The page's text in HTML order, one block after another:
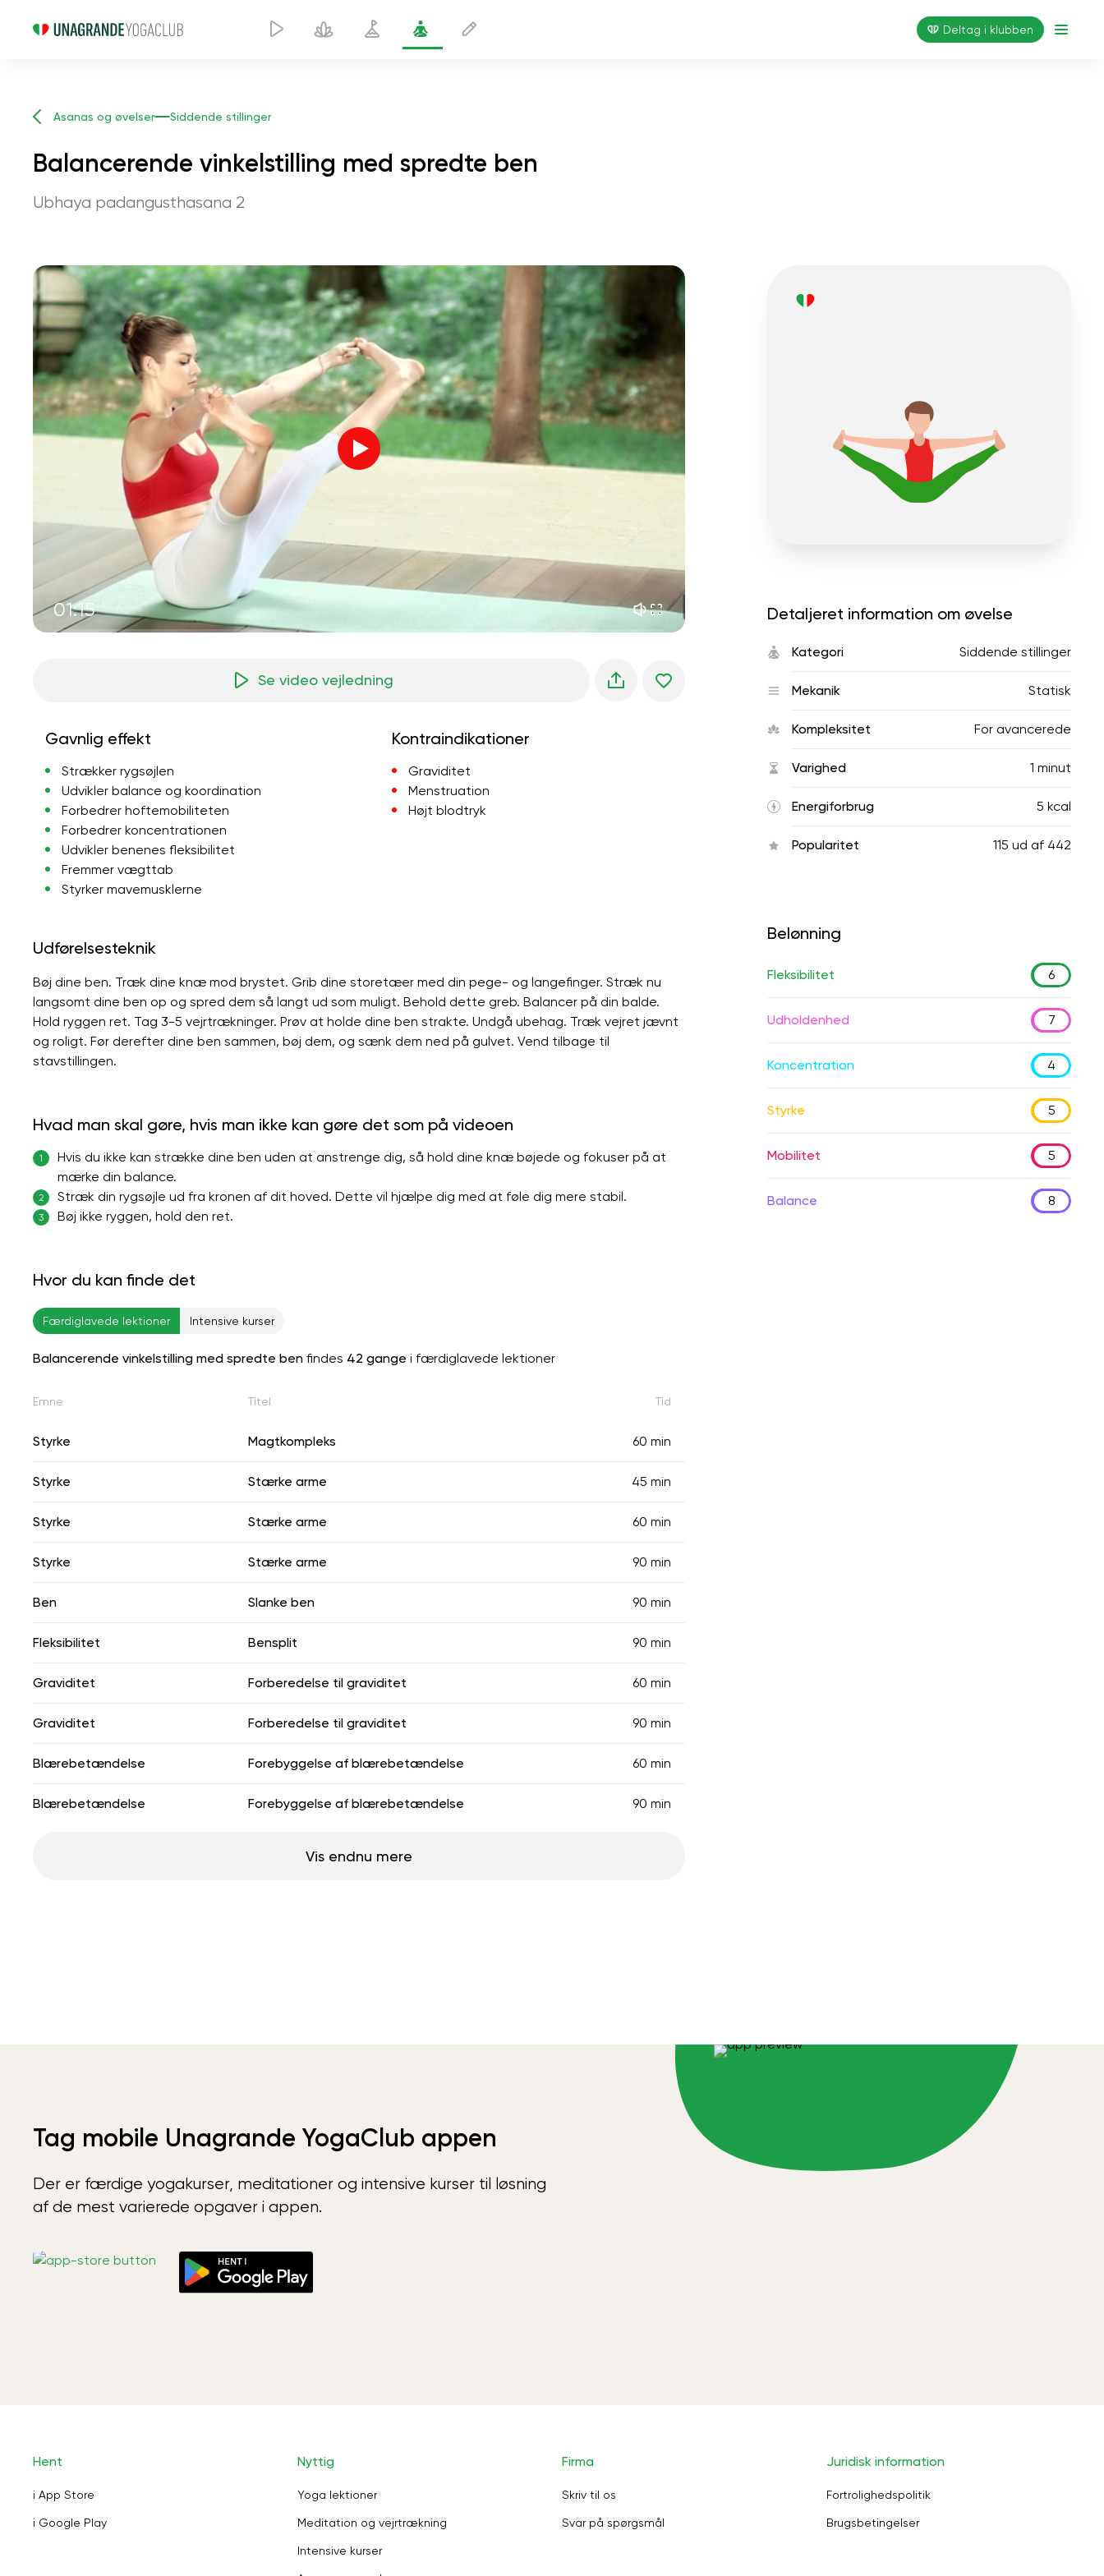
Deltag i klubben
Asanas og øvelser Siddende stillinger
Balancerende vinkelstilling med spredte ben
Ubhaya padangusthasana 2
01:15
Instruktørens stemme
sjælens flugt 01:44
indre fred 01:27
morgendrømme 01:34
skovens kølighed
02:00
vindens stemme 02:00
forårsskov
Se video vejledning
Gavnlig effekt
Strækker rygsøjlen
Udvikler balance og koordination
Forbedrer hoftemobiliteten
Forbedrer koncentrationen
Udvikler benenes fleksibilitet
Fremmer vægttab
Styrker mavemusklerne
Kontraindikationer
Graviditet
Menstruation
Højt blodtryk
Udførelsesteknik
Bøj dine ben. Træk dine knæ mod brystet. Grib dine storetæer med din pege- og langefinger. Stræk nu
langsomt dine ben op og spred dem så langt ud som muligt. Behold dette greb. Balancer på din balde.
Hold ryggen ret. Tag 3-5 vejrtrækninger. Prøv at holde dine ben strakte. Undgå ubehag. Træk vejret jævnt
og roligt. Før derefter dine ben sammen, bøj ​​dem, og sænk dem ned på gulvet. Vend tilbage til
stavstillingen.
Hvad man skal gøre, hvis man ikke kan gøre det som på videoen
1
Hvis du ikke kan strække dine ben uden at anstrenge dig, så hold dine knæ bøjede og fokuser på at
mærke din balance.
2 Stræk din rygsøjle ud fra kronen af ​​dit hoved. Dette vil hjælpe dig med at føle dig mere stabil.
3 Bøj ikke ryggen, hold den ret.
Hvor du kan finde det
Færdiglavede lektioner Intensive kurser
Balancerende vinkelstilling med spredte ben findes 42 gange i færdiglavede lektioner
Emne Titel Tid
Styrke Magtkompleks 60 min
Styrke Stærke arme 45 min
Styrke Stærke arme 60 min
Styrke Stærke arme 90 min
Ben Slanke ben 90 min
Fleksibilitet Bensplit 90 min
Graviditet Forberedelse til graviditet 60 min
Graviditet Forberedelse til graviditet 90 min
Blærebetændelse Forebyggelse af blærebetændelse 60 min
Blærebetændelse Forebyggelse af blærebetændelse 90 min
Vis endnu mere
Detaljeret information om øvelse
Kategori Siddende stillinger
Mekanik Statisk
Kompleksitet For avancerede
Varighed 1 minut
Energiforbrug 5 kcal
Popularitet 115 ud af 442
Belønning
Fleksibilitet 6
Udholdenhed 7
Koncentration 4
Styrke 5
Mobilitet 5
Balance 8
Tag mobile Unagrande YogaClub appen
Der er færdige yogakurser, meditationer og intensive kurser til løsning
af de mest varierede opgaver i appen.
Hent
i App Store
i Google Play
Nyttig
Yoga lektioner
Meditation og vejrtrækning
Intensive kurser
Firma
Skriv til os
Svar på spørgsmål
Juridisk information
Fortrolighedspolitik
Brugsbetingelser